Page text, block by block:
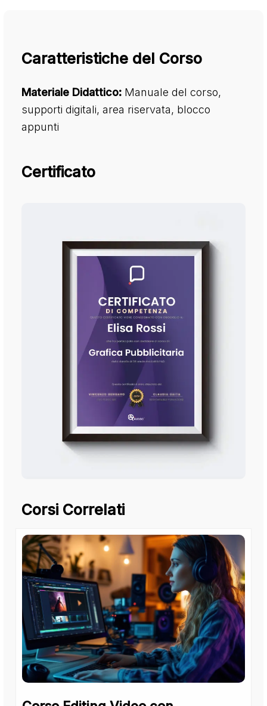
Caratteristiche del Corso
Materiale Didattico: Manuale del corso,
supporti digitali, area riservata, blocco
appunti
Certificato
Corsi Correlati